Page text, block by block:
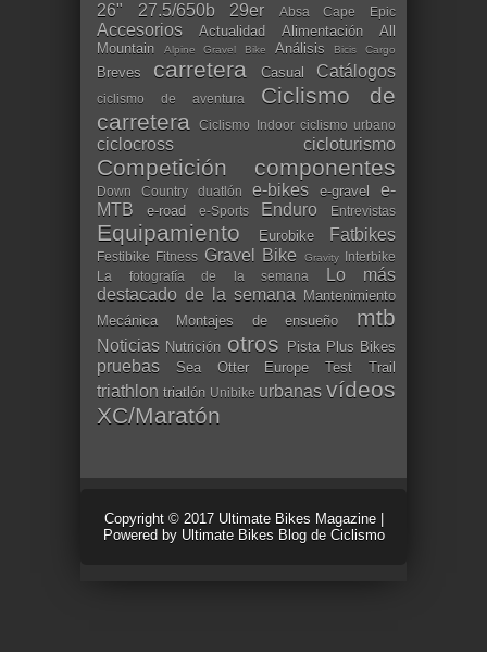
26" 27.5/650b 29er Absa Cape Epic
Accesorios Actualidad Alimentación
All
Mountain
Alpine Gravel Bike Análisis Bicis Cargo
Breves carretera Casual Catálogos
ciclismo de aventura
Ciclismo de
carretera
Ciclismo Indoor ciclismo urbano
ciclocross cicloturismo
Competición componentes
Down Country duatlón e-bikes e-gravel
e-
MTB
e-road e-Sports Enduro Entrevistas
Equipamiento Eurobike Fatbikes
Festibike Fitness Gravel Bike Gravity Interbike
La fotografía de la semana
Lo más
destacado de la semana
Mantenimiento
Mecánica
Montajes de ensueño mtb
Noticias Nutrición otros Pista Plus Bikes
pruebas Sea Otter Europe Test Trail
triathlon triatlón Unibike urbanas vídeos
XC/Maratón
Copyright © 2017 Ultimate Bikes Magazine|
Powered by Ultimate Bikes Blog de Ciclismo